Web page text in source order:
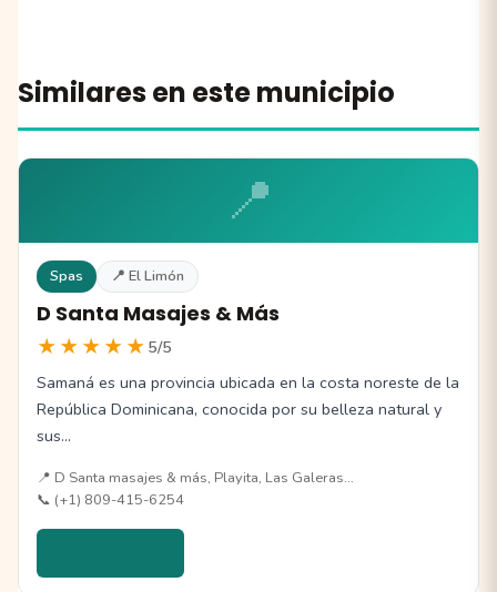
Similares en este municipio
📍
Spas 📍 El Limón
D Santa Masajes & Más
★★★★★ 5/5
Samaná es una provincia ubicada en la costa noreste de la
República Dominicana, conocida por su belleza natural y
sus…
📍 D Santa masajes & más, Playita, Las Galeras…
📞 (+1) 809-415-6254